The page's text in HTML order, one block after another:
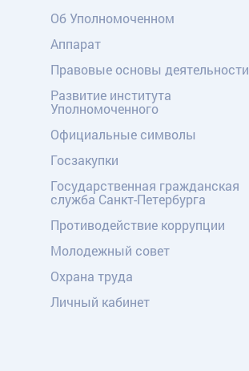
Об Уполномоченном
Аппарат
Правовые основы деятельности
Развитие института
Уполномоченного
Официальные символы
Госзакупки
Государственная гражданская
служба Санкт-Петербурга
Противодействие коррупции
Молодежный совет
Охрана труда
Личный кабинет